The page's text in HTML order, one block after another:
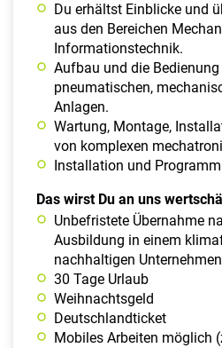
Du erhältst Einblicke und
aus den Bereichen
Informationstechnik.
Aufbau und die
pneumatischen,
Anlagen.
Wartung, Montage,
von komplexen
Installation und
Das wirst Du an uns
Unbefristete Übernahme
Ausbildung in einem
nachhaltigen
30 Tage Urlaub
Weihnachtsgeld
Deutschlandticket
Mobiles Arbeiten möglich